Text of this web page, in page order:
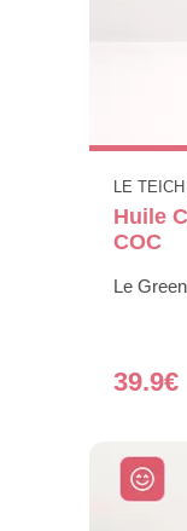
LE
Huile
COC
Le
39.9€